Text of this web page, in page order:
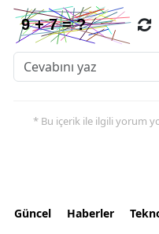
* Bu içerik ile ilgili yorum
Güncel Haberler